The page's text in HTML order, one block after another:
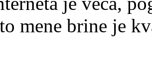
mene brine je